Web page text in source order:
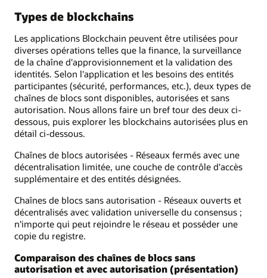
Types de blockchains
Les applications Blockchain peuvent être utilisées pour
diverses opérations telles que la finance, la surveillance
de la chaîne d'approvisionnement et la validation des
identités. Selon l'application et les besoins des entités
participantes (sécurité, performances, etc.), deux types de
chaînes de blocs sont disponibles, autorisées et sans
autorisation. Nous allons faire un bref tour des deux ci-
dessous, puis explorer les blockchains autorisées plus en
détail ci-dessous.
Chaînes de blocs autorisées - Réseaux fermés avec une
décentralisation limitée, une couche de contrôle d'accès
supplémentaire et des entités désignées.
Chaînes de blocs sans autorisation - Réseaux ouverts et
décentralisés avec validation universelle du consensus ;
n'importe qui peut rejoindre le réseau et posséder une
copie du registre.
Comparaison des chaînes de blocs sans
autorisation et avec autorisation (présentation)